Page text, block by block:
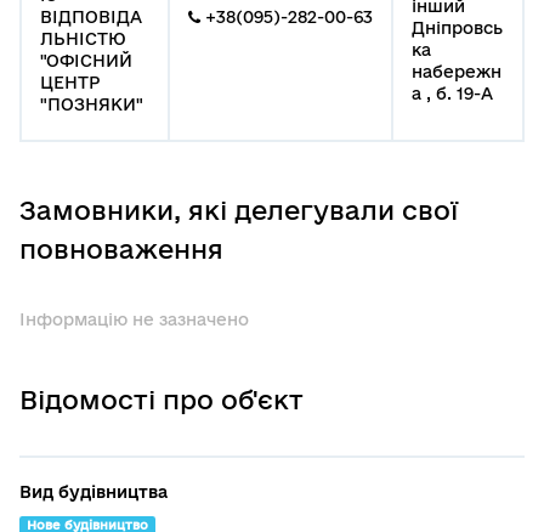
ВІДПОВІДА
ЛЬНІСТЮ
"ОФІСНИЙ
ЦЕНТР
"ПОЗНЯКИ"
+38(095)-282-00-63
інший
Дніпровсь
ка
набережн
а , б. 19-А
Замовники, які делегували свої
повноваження
Інформацію не зазначено
Відомості про об'єкт
Вид будівництва
Нове будівництво